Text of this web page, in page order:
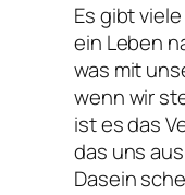
Es gibt
ein Leben
was mit
wenn wir
ist es das
das uns
Dasein